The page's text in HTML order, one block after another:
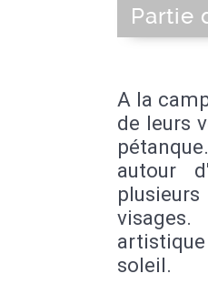
Partie
A la
de leurs
autour
soleil.